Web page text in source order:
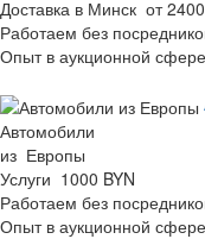
Доставка в Минск от
Работаем без
Опыт в аукционной
Автомобили
из Европы
Услуги 1000 BYN
Работаем без
Опыт в аукционной